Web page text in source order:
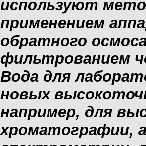
используют
применением
обратного
фильтрованием
Вода для
новых
например, для
хроматографии,